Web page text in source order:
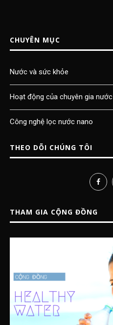
CHUYÊN MỤC
Nước và sức khỏe
Hoạt động của chuyên gia nước
Công nghệ lọc nước nano
THEO DÕI CHÚNG TÔI
THAM GIA CỘNG ĐỒNG